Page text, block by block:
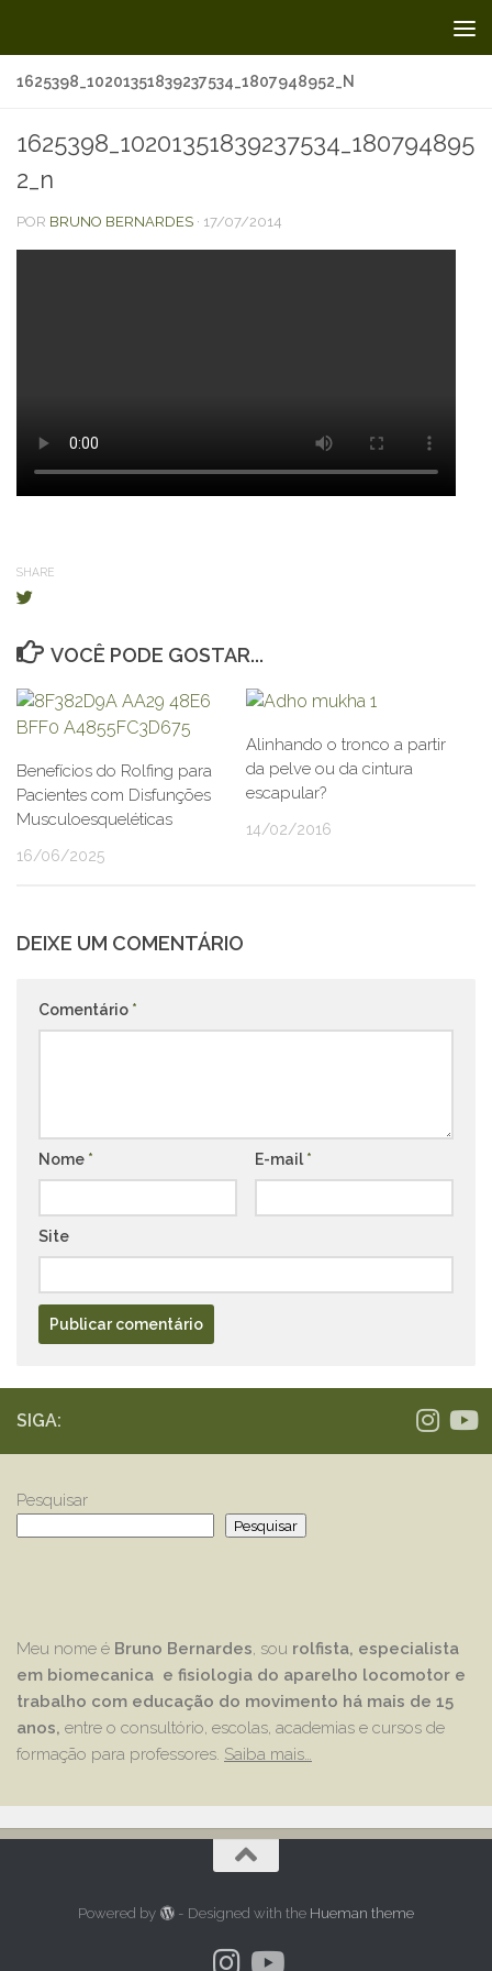
1625398_10201351839237534_1807948952_N
1625398_10201351839237534_180794895
2_n
POR BRUNO BERNARDES · 17/07/2014
SHARE
VOCÊ PODE GOSTAR...
Benefícios do Rolfing para
Pacientes com Disfunções
Musculoesqueléticas
16/06/2025
Alinhando o tronco a partir
da pelve ou da cintura
escapular?
14/02/2016
DEIXE UM COMENTÁRIO
Comentário *
Nome * E-mail *
Site
SIGA:
Pesquisar
Pesquisar
Meu nome é Bruno Bernardes, sou rolfista, especialista
em biomecanica e fisiologia do aparelho locomotor e
trabalho com educação do movimento há mais de 15
anos, entre o consultório, escolas, academias e cursos de
formação para professores. Saiba mais…
Powered by - Designed with the Hueman theme